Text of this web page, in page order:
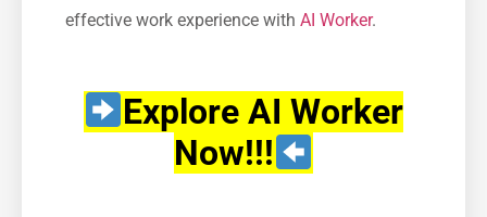
effective work experience with AI Worker.
Explore AI Worker
Now!!!